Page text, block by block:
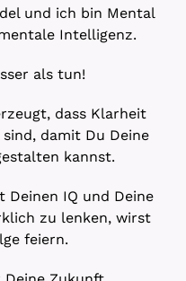
und ich bin Mental
Intelligenz.
als tun!
dass Klarheit
damit Du Deine
kannst.
Deinen IQ und Deine
zu lenken, wirst
feiern.